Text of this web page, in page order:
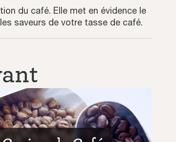
du café. Elle met en évidence le
saveurs de votre tasse de café.